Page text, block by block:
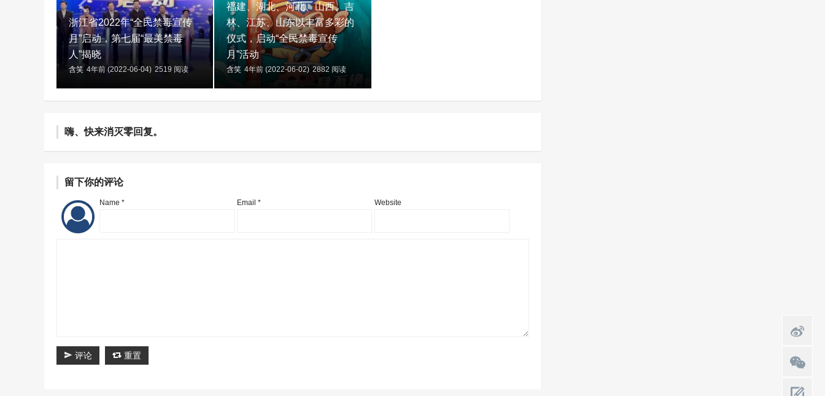
浙江省2022年“全民禁毒宣传
月”启动，第七届“最美禁毒
人”揭晓
含笑 4年前 (2022-06-04) 2519 阅读
福建、湖北、河北、山西、吉
林、江苏、山东以丰富多彩的
仪式，启动“全民禁毒宣传
月”活动
含笑 4年前 (2022-06-02) 2882 阅读
嗨、快来消灭零回复。
留下你的评论
Name * Email * Website
评论 重置